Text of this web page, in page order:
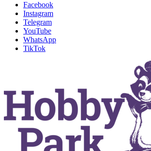
Facebook
Instagram
Telegram
YouTube
WhatsApp
TikTok